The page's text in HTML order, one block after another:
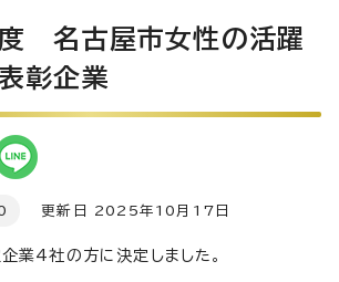
名古屋市女性の活躍
彰企業
更新日 2025年10月17日
業4社の方に決定しました。